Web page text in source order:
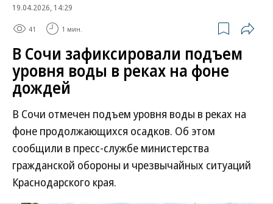
19.04.2026, 14:29
41 1 мин.
В Сочи зафиксировали подъем
уровня воды в реках на фоне
дождей
В Сочи отмечен подъем уровня воды в реках на
фоне продолжающихся осадков. Об этом
сообщили в пресс-службе министерства
гражданской обороны и чрезвычайных ситуаций
Краснодарского края.